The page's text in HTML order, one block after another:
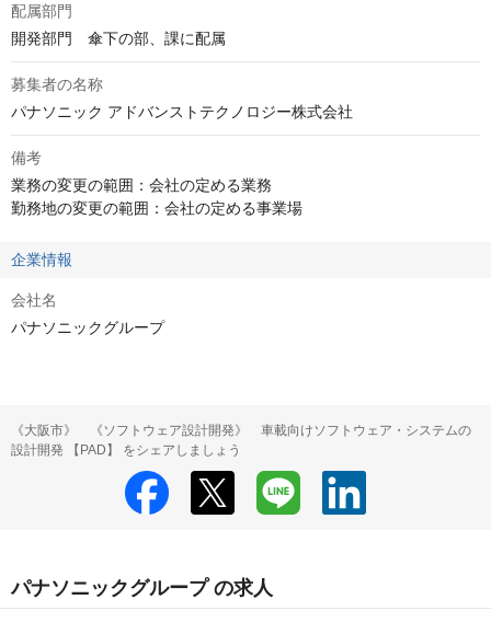
配属部門
開発部門　傘下の部、課に配属
募集者の名称
パナソニック アドバンストテクノロジー株式会社
備考
業務の変更の範囲：会社の定める業務
勤務地の変更の範囲：会社の定める事業場
企業情報
会社名
パナソニックグループ
《大阪市》 《ソフトウェア設計開発》 車載向けソフトウェア・システムの
設計開発 【PAD】 をシェアしましょう
パナソニックグループ の求人